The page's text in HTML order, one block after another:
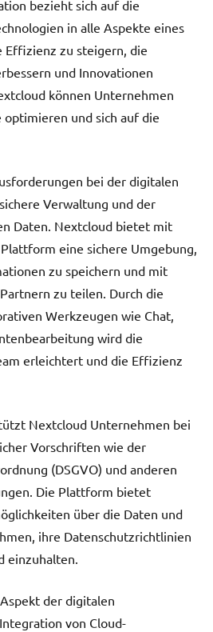
bezieht sich auf die
in alle Aspekte eines
Effizienz zu steigern, die
und Innovationen
können Unternehmen
und sich auf die
bei der digitalen
Verwaltung und der
Daten. Nextcloud bietet mit
eine sichere Umgebung,
zu speichern und mit
zu teilen. Durch die
Werkzeugen wie Chat,
wird die
erleichtert und die Effizienz
Nextcloud Unternehmen bei
Vorschriften wie der
(DSGVO) und anderen
Die Plattform bietet
über die Daten und
ihre Datenschutzrichtlinien
einzuhalten.
der digitalen
von Cloud-